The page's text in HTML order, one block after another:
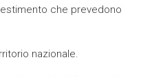
che prevedono
nazionale.